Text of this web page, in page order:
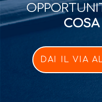
COSA
DAI IL VIA